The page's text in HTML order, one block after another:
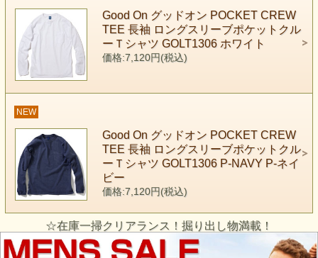
Good On グッドオン POCKET CREW
TEE 長袖 ロングスリーブポケットクル
ーＴシャツ GOLT1306 ホワイト
価格:7,120円(税込)
NEW
Good On グッドオン POCKET CREW
TEE 長袖 ロングスリーブポケットクル
ーＴシャツ GOLT1306 P-NAVY P-ネイ
ビー
価格:7,120円(税込)
☆在庫一掃クリアランス！掘り出し物満載！